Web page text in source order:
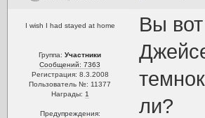
I wish I had stayed at home
Группа:Участники
Сообщений: 7363
Регистрация: 8.3.2008
Пользователь №: 11377
Награды: 1
Предупреждения:
Вы вот
ли?